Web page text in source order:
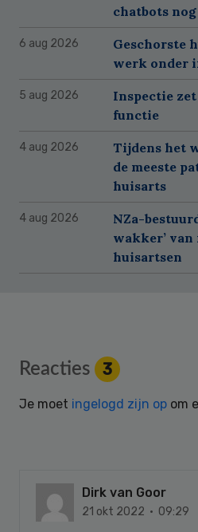
chatbots
6 aug 2026
Geschorste
werk onder
5 aug 2026
Inspectie
functie
4 aug 2026
Tijdens het
de meeste
huisarts
4 aug 2026
NZa-
wakker’
huisartsen
Reader
Interactions
Reacties 3
Je moet ingelogd zijn op om
Dirk van Goor
21 okt 2022 · 09:29